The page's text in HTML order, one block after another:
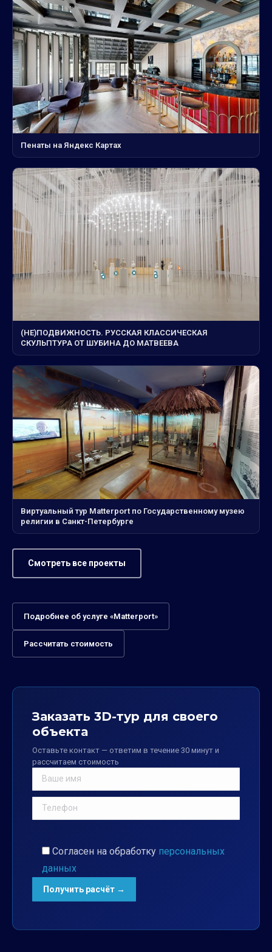
Пенаты на Яндекс Картах
(НЕ)ПОДВИЖНОСТЬ. РУССКАЯ КЛАССИЧЕСКАЯ
СКУЛЬПТУРА ОТ ШУБИНА ДО МАТВЕЕВА
Виртуальный тур Matterport по Государственному музею
религии в Санкт-Петербурге
Смотреть все проекты
Подробнее об услуге «Matterport»
Рассчитать стоимость
Заказать 3D-тур для своего
объекта
Оставьте контакт — ответим в течение 30 минут и
рассчитаем стоимость
Согласен на обработку персональных
данных